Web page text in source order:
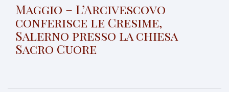
Maggio – L’Arcivescovo
conferisce le Cresime,
Salerno presso la chiesa
Sacro Cuore